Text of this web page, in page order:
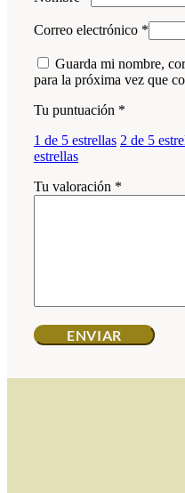
Correo electrónico *
Guarda mi nombre,
para la próxima vez que
Tu puntuación *
1 de 5 estrellas 2 de 5
estrellas
Tu valoración *